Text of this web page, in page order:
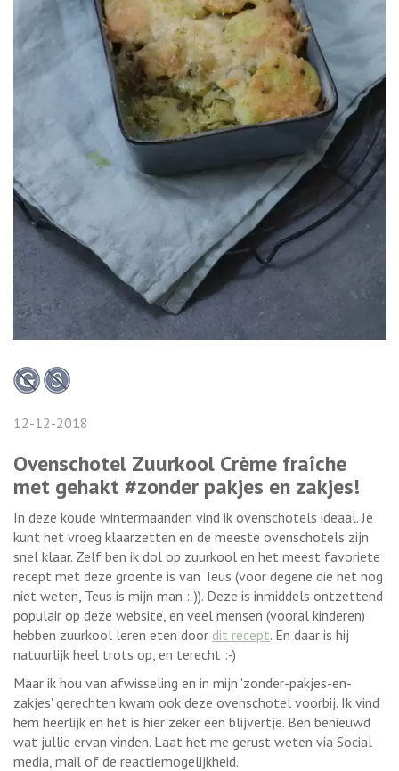
12-12-2018
Ovenschotel Zuurkool Crème fraîche
met gehakt #zonder pakjes en zakjes!
In deze koude wintermaanden vind ik ovenschotels ideaal. Je
kunt het vroeg klaarzetten en de meeste ovenschotels zijn
snel klaar. Zelf ben ik dol op zuurkool en het meest favoriete
recept met deze groente is van Teus (voor degene die het nog
niet weten, Teus is mijn man :-)). Deze is inmiddels ontzettend
populair op deze website, en veel mensen (vooral kinderen)
hebben zuurkool leren eten door dit recept. En daar is hij
natuurlijk heel trots op, en terecht :-)
Maar ik hou van afwisseling en in mijn 'zonder-pakjes-en-
zakjes' gerechten kwam ook deze ovenschotel voorbij. Ik vind
hem heerlijk en het is hier zeker een blijvertje. Ben benieuwd
wat jullie ervan vinden. Laat het me gerust weten via Social
media, mail of de reactiemogelijkheid.